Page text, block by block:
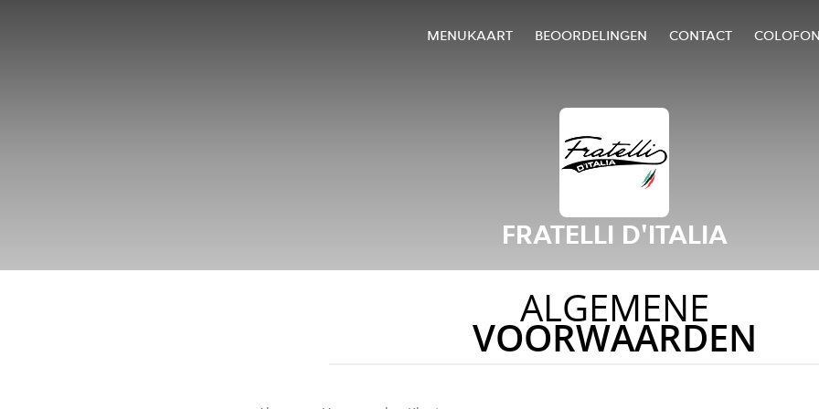
MENUKAART BEOORDELINGEN CONTACT
FRATELLI D'ITALIA
ALGEMENE
VOORWAARDEN